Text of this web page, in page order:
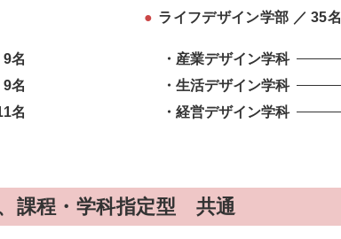
9名
9名
名
● ライフデザイン学部 ／ 35名
・産業デザイン学科
・生活デザイン学科
・経営デザイン学科
課程・学科指定型 共通